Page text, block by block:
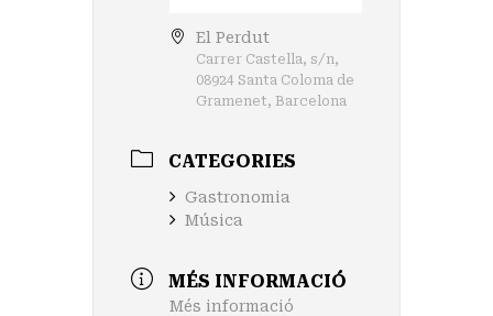
El Perdut
Carrer Castella, s/n,
08924 Santa Coloma de
Gramenet, Barcelona
CATEGORIES
Gastronomia
Música
MÉS INFORMACIÓ
Més informació